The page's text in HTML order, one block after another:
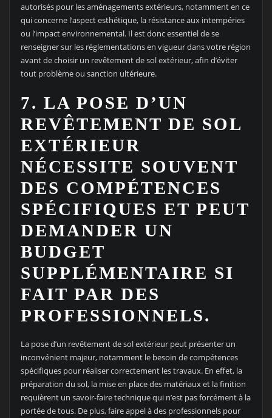
autorisés pour les aménagements extérieurs, notamment en ce
qui concerne l’aspect esthétique, la résistance aux intempéries
ou l’impact environnemental. Il est donc essentiel de se
renseigner sur les réglementations en vigueur dans votre région
avant de choisir un revêtement de sol extérieur, afin d’éviter
tout problème ou sanction ultérieure.
7. LA POSE D’UN
REVÊTEMENT DE SOL
EXTÉRIEUR
NÉCESSITE SOUVENT
DES COMPÉTENCES
SPÉCIFIQUES ET PEUT
DEMANDER UN
BUDGET
SUPPLÉMENTAIRE SI
FAIT PAR DES
PROFESSIONNELS.
La pose d’un revêtement de sol extérieur peut présenter un
inconvénient majeur, notamment le besoin de compétences
spécifiques pour réaliser correctement les travaux. En effet, la
préparation du sol, la mise en place des matériaux et la finition
requièrent un savoir-faire technique qui n’est pas forcément à la
portée de tous. De plus, faire appel à des professionnels pour